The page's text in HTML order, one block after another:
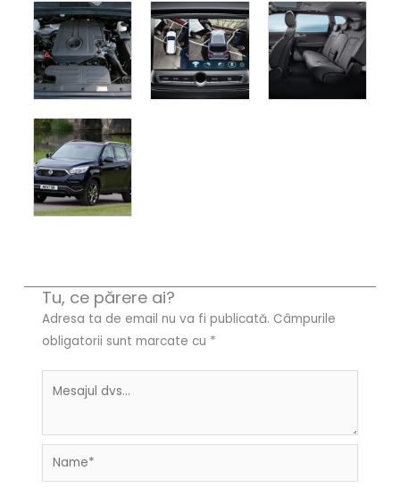
Tu, ce părere ai?
Adresa ta de email nu va fi publicată. Câmpurile
obligatorii sunt marcate cu *
Name*